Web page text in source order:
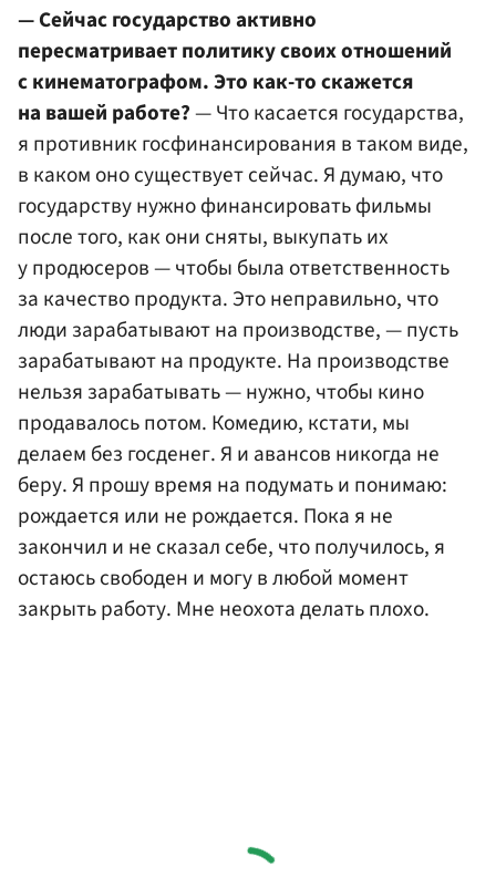
— Сейчас государство активно
пересматривает политику своих отношений
с кинематографом. Это как-то скажется
на вашей работе?— Что касается государства,
я противник госфинансирования в таком виде,
в каком оно существует сейчас. Я думаю, что
государству нужно финансировать фильмы
после того, как они сняты, выкупать их
у продюсеров — чтобы была ответственность
за качество продукта. Это неправильно, что
люди зарабатывают на производстве, — пусть
зарабатывают на продукте. На производстве
нельзя зарабатывать — нужно, чтобы кино
продавалось потом. Комедию, кстати, мы
делаем без госденег. Я и авансов никогда не
беру. Я прошу время на подумать и понимаю:
рождается или не рождается. Пока я не
закончил и не сказал себе, что получилось, я
остаюсь свободен и могу в любой момент
закрыть работу. Мне неохота делать плохо.